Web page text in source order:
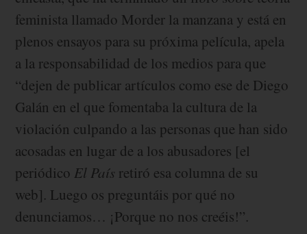
feminista llamado Morder la manzana y está en
plenos ensayos para su próxima película, apela
a la responsabilidad de los medios para que
“dejen de publicar artículos como ese de Diego
Galán en el que fomentaba la cultura de la
violación culpando a las personas que han sido
acosadas en lugar de a los abusadores [el
periódico El País retiró esa columna de su
web]. Luego os preguntáis por qué no
denunciamos… ¡Porque no nos creéis!”.